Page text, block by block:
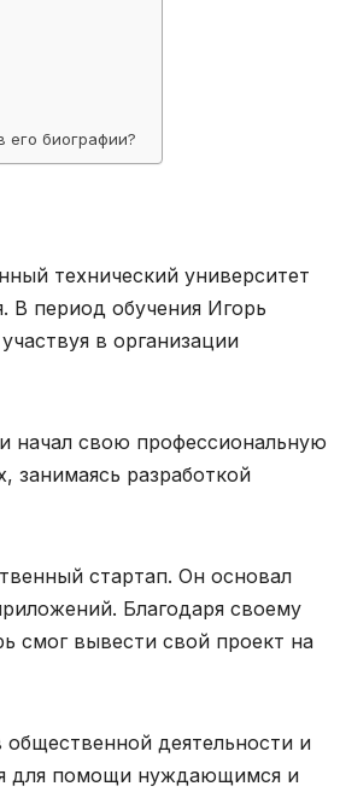
его биографии?
технический университет
В период обучения Игорь
в организации
начал свою профессиональную
занимаясь разработкой
стартап. Он основал
Благодаря своему
смог вывести свой проект на
деятельности и
для помощи нуждающимся и